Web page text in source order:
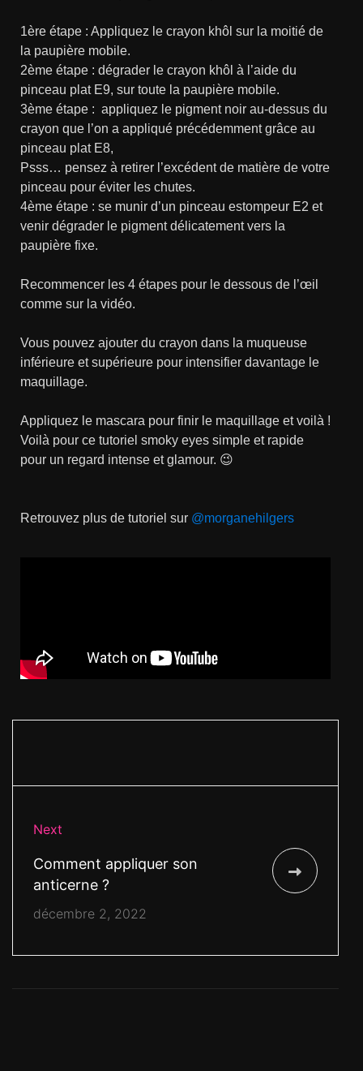
1ère étape : Appliquez le crayon khôl sur la moitié de
la paupière mobile.
2ème étape : dégrader le crayon khôl à l’aide du
pinceau plat E9, sur toute la paupière mobile.
3ème étape : appliquez le pigment noir au-dessus du
crayon que l’on a appliqué précédemment grâce au
pinceau plat E8,
Psss… pensez à retirer l’excédent de matière de votre
pinceau pour éviter les chutes.
4ème étape : se munir d’un pinceau estompeur E2 et
venir dégrader le pigment délicatement vers la
paupière fixe.
Recommencer les 4 étapes pour le dessous de l’œil
comme sur la vidéo.
Vous pouvez ajouter du crayon dans la muqueuse
inférieure et supérieure pour intensifier davantage le
maquillage.
Appliquez le mascara pour finir le maquillage et voilà !
Voilà pour ce tutoriel smoky eyes simple et rapide
pour un regard intense et glamour. 😉
Retrouvez plus de tutoriel sur @morganehilgers
Next
Comment appliquer son
anticerne ?
décembre 2, 2022